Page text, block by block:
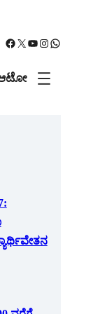
Facebook X YouTube Instagram WhatsApp